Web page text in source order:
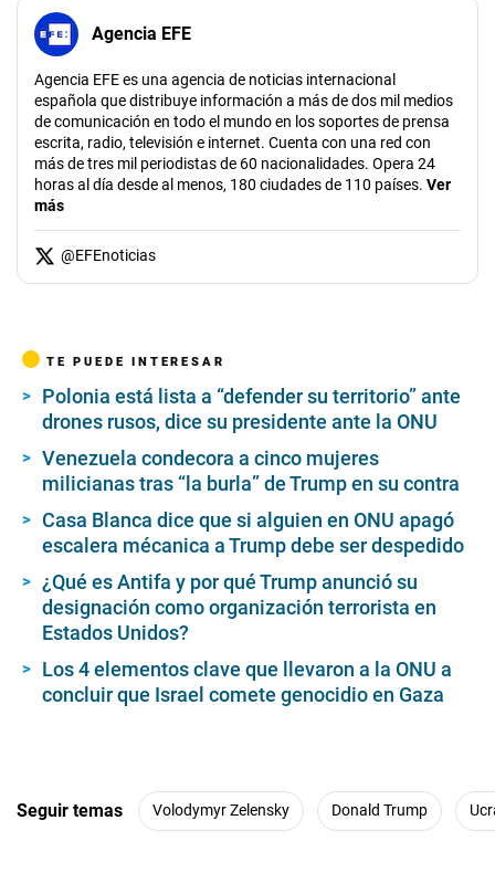
Agencia EFE
Agencia EFE es una agencia de noticias internacional
española que distribuye información a más de dos mil medios
de comunicación en todo el mundo en los soportes de prensa
escrita, radio, televisión e internet. Cuenta con una red con
más de tres mil periodistas de 60 nacionalidades. Opera 24
horas al día desde al menos, 180 ciudades de 110 países. Ver
más
@EFEnoticias
TE PUEDE INTERESAR
Polonia está lista a “defender su territorio” ante
drones rusos, dice su presidente ante la ONU
Venezuela condecora a cinco mujeres
milicianas tras “la burla” de Trump en su contra
Casa Blanca dice que si alguien en ONU apagó
escalera mécanica a Trump debe ser despedido
¿Qué es Antifa y por qué Trump anunció su
designación como organización terrorista en
Estados Unidos?
Los 4 elementos clave que llevaron a la ONU a
concluir que Israel comete genocidio en Gaza
Seguir temas Volodymyr Zelensky Donald Trump